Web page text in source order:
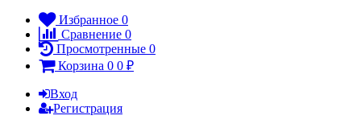
Избранное 0
Сравнение 0
Просмотренные 0
Корзина 0 0 ₽
Вход
Регистрация